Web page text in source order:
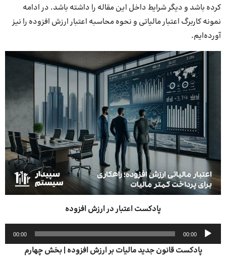
کرده باشد و دیگر شرایط داخل این مقاله را داشته باشد. در ادامه
نمونه کاربرگ اعتبار مالیاتی و نحوه محاسبه اعتبار ارزش افزوده را نیز
آورده‌ایم.
پادکست اعتبار در ارزش افزوده
پخش‌کننده
صوت
00:00
00:00
پادکست قانون جدید مالیات بر ارزش افزوده | بخش چهارم